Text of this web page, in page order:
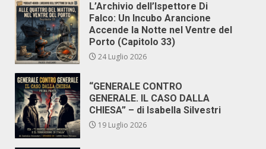
L’Archivio dell’Ispettore Di
Falco: Un Incubo Arancione
Accende la Notte nel Ventre del
Porto (Capitolo 33)
24 Luglio 2026
“GENERALE CONTRO
GENERALE. IL CASO DALLA
CHIESA” – di Isabella Silvestri
19 Luglio 2026